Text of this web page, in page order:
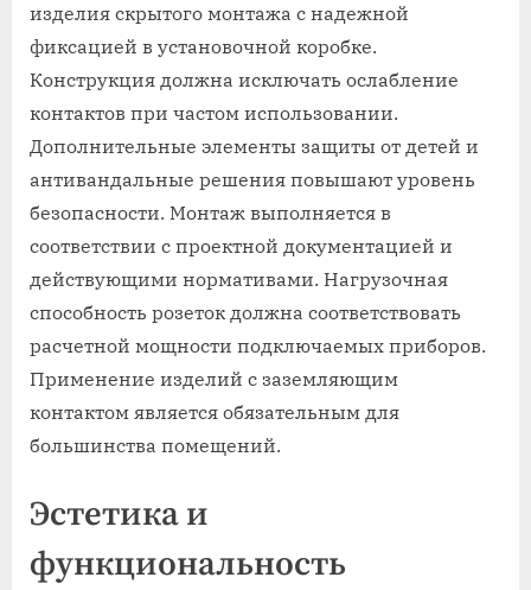
изделия скрытого монтажа с надежной
фиксацией в установочной коробке.
Конструкция должна исключать ослабление
контактов при частом использовании.
Дополнительные элементы защиты от детей и
антивандальные решения повышают уровень
безопасности. Монтаж выполняется в
соответствии с проектной документацией и
действующими нормативами. Нагрузочная
способность розеток должна соответствовать
расчетной мощности подключаемых приборов.
Применение изделий с заземляющим
контактом является обязательным для
большинства помещений.
Эстетика и
функциональность